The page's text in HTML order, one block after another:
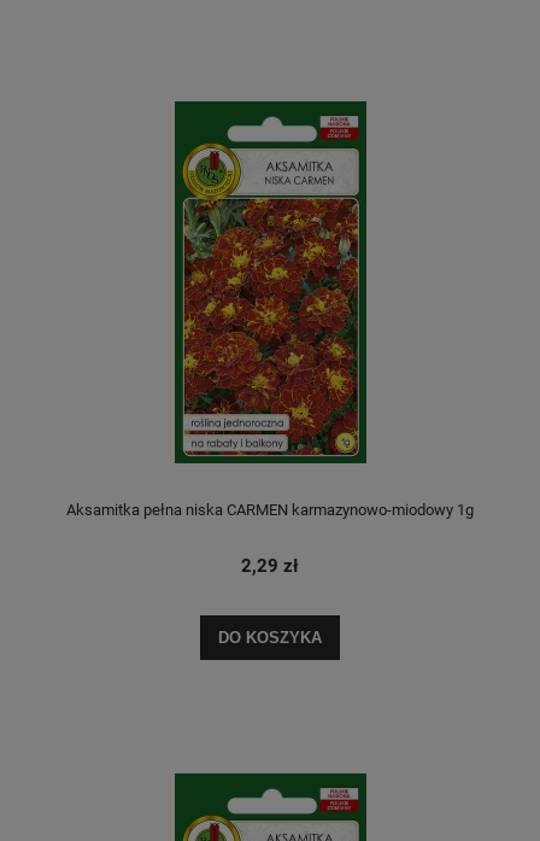
Aksamitka pełna niska CARMEN karmazynowo-miodowy 1g
2,29 zł
DO KOSZYKA